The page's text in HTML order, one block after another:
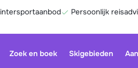
Persoonlijk
Zoek en boek Skigebieden